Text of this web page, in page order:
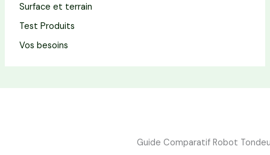
Surface et terrain
Test Produits
Vos besoins
Guide Comparatif Robot